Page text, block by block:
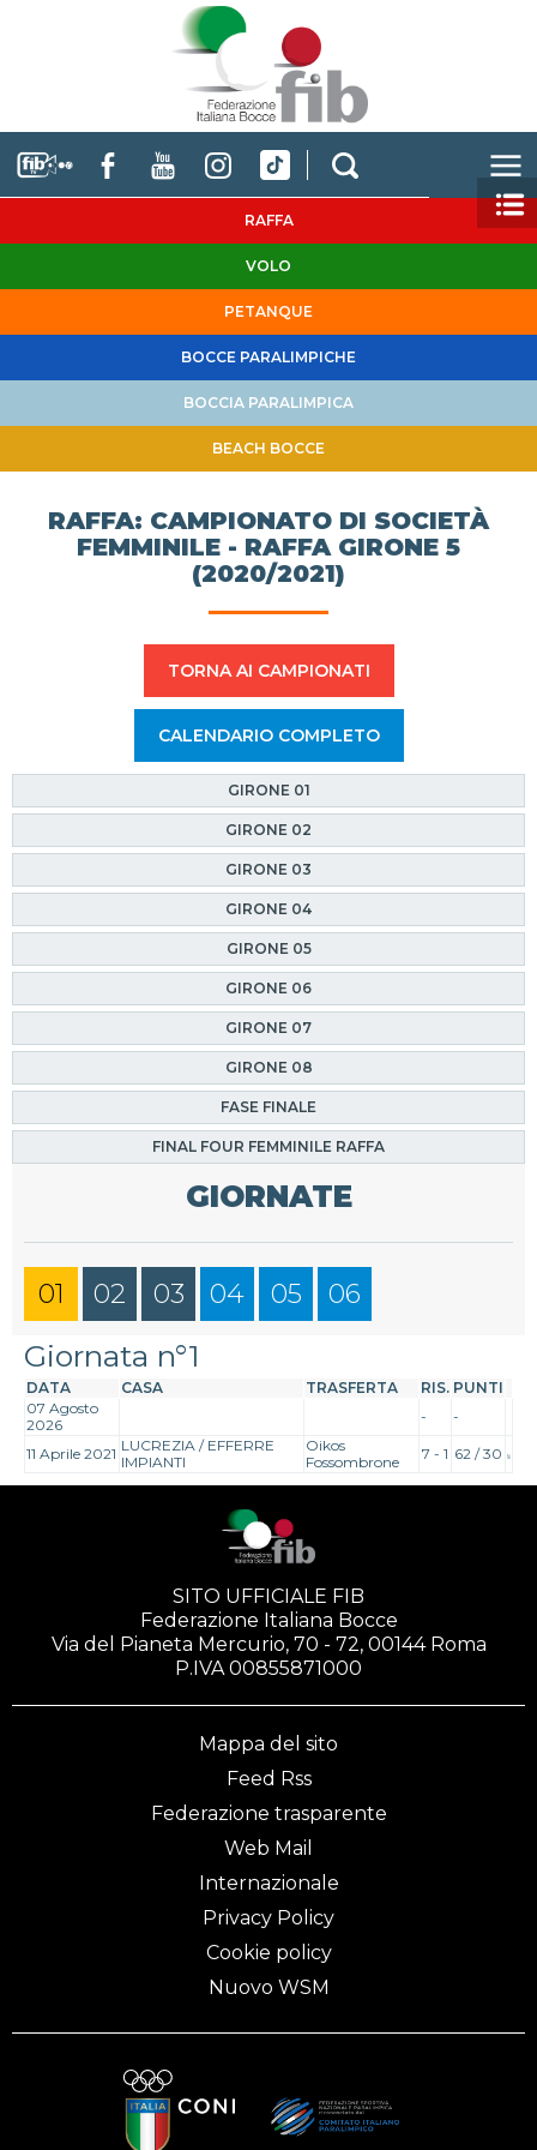
RAFFA
VOLO
PETANQUE
BOCCE PARALIMPICHE
BOCCIA PARALIMPICA
BEACH BOCCE
RAFFA: CAMPIONATO DI SOCIETÀ
FEMMINILE - RAFFA GIRONE 5
(2020/2021)
TORNA AI CAMPIONATI
CALENDARIO COMPLETO
GIRONE 01
GIRONE 02
GIRONE 03
GIRONE 04
GIRONE 05
GIRONE 06
GIRONE 07
GIRONE 08
FASE FINALE
FINAL FOUR FEMMINILE RAFFA
GIORNATE
01 02 03 04 05 06
Giornata n°1
DATA CASA TRASFERTA RIS. PUNTI
07 Agosto
2026
- -
11 Aprile 2021 LUCREZIA / EFFERRE
IMPIANTI
Oikos
Fossombrone
7 - 1 62 / 30
SITO UFFICIALE FIB
Federazione Italiana Bocce
Via del Pianeta Mercurio, 70 - 72, 00144 Roma
P.IVA 00855871000
Mappa del sito
Feed Rss
Federazione trasparente
Web Mail
Internazionale
Privacy Policy
Cookie policy
Nuovo WSM